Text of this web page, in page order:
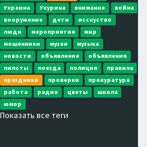
Украина
Укурина внимание
война
вооружение
дети
исскуство
люди
мероприятия
мир
мошенники
музеи
музыка
новости
объявление
объявления
пилоты
поезда полиция
правила
праздники
проверки
прокуратура
работа
радио цветы
школа
юмор
Показать все теги